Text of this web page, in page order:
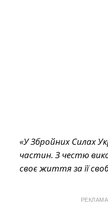
«У Збройних Силах
частин. З честю
своє життя за її
РЕКЛАМА